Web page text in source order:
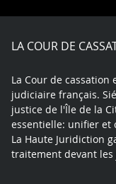
X
LA COUR DE
La Cour de
judiciaire français.
justice de l'Île de la
essentielle: unifier et
La Haute Juridiction
traitement devant les